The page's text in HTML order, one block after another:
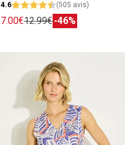
4.6 (505 avis)
7.00€12.99€-46%